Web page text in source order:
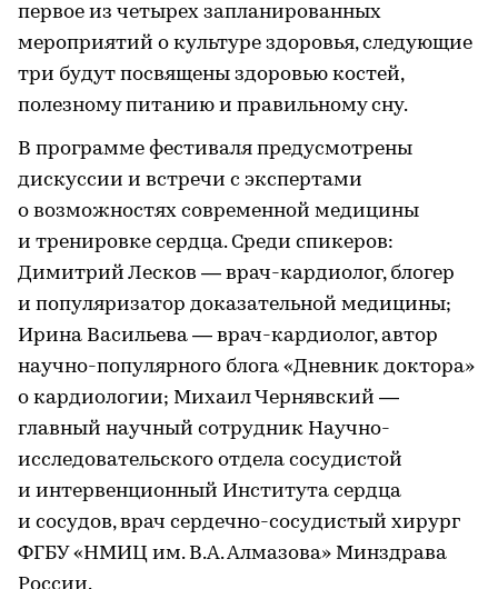
первое из четырех запланированных
мероприятий о культуре здоровья, следующие
три будут посвящены здоровью костей,
полезному питанию и правильному сну.
В программе фестиваля предусмотрены
дискуссии и встречи с экспертами
о возможностях современной медицины
и тренировке сердца. Среди спикеров:
Димитрий Лесков — врач-кардиолог, блогер
и популяризатор доказательной медицины;
Ирина Васильева — врач-кардиолог, автор
научно-популярного блога «Дневник доктора»
о кардиологии; Михаил Чернявский —
главный научный сотрудник Научно-
исследовательского отдела сосудистой
и интервенционный Института сердца
и сосудов, врач сердечно-сосудистый хирург
ФГБУ «НМИЦ им. В.А. Алмазова» Минздрава